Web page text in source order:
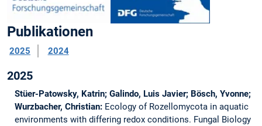
Publikationen
2025 2024
2025
Stüer-Patowsky, Katrin; Galindo, Luis Javier; Bösch, Yvonne;
Wurzbacher, Christian: Ecology of Rozellomycota in aquatic
environments with differing redox conditions. Fungal Biology